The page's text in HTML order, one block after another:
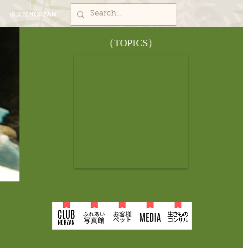
倶楽部NORZAN
​（TOPICS）